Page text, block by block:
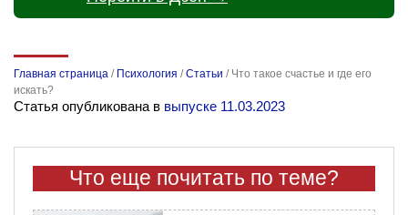
Главная страница / Психология /Статьи / Что такое счастье и где его
искать?
Статья опубликована в выпуске 11.03.2023
Что еще почитать по теме?